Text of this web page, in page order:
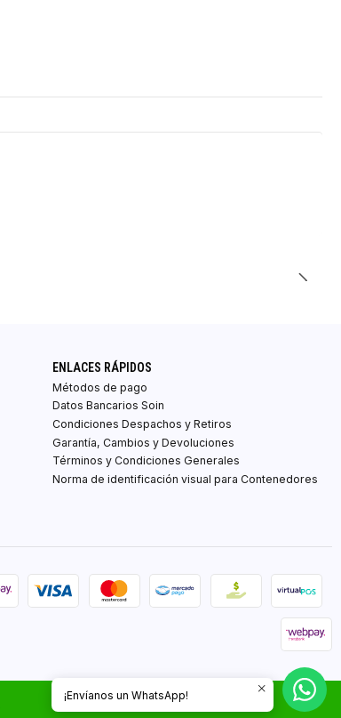
ENLACES RÁPIDOS
Métodos de pago
Datos Bancarios Soin
Condiciones Despachos y Retiros
Garantía, Cambios y Devoluciones
Términos y Condiciones Generales
Norma de identificación visual para Contenedores
¡Envíanos un WhatsApp!